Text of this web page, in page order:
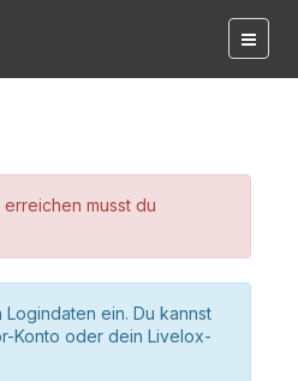
musst du
ein. Du kannst
Konto oder dein Livelox-